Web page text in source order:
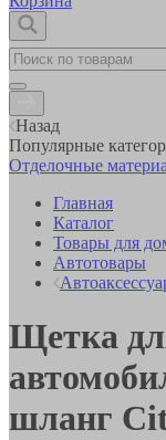
Назад
Популярные
Отделочные
Главная
Каталог
Товары для
Автотовары
Щетка
шланг